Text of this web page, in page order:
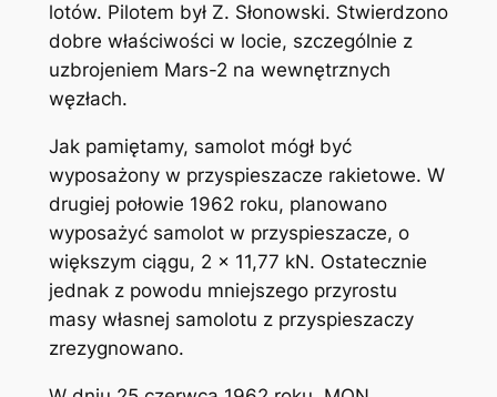
lotów. Pilotem był Z. Słonowski. Stwierdzono
dobre właściwości w locie, szczególnie z
uzbrojeniem Mars-2 na wewnętrznych
węzłach.
Jak pamiętamy, samolot mógł być
wyposażony w przyspieszacze rakietowe. W
drugiej połowie 1962 roku, planowano
wyposażyć samolot w przyspieszacze, o
większym ciągu, 2 x 11,77 kN. Ostatecznie
jednak z powodu mniejszego przyrostu
masy własnej samolotu z przyspieszaczy
zrezygnowano.